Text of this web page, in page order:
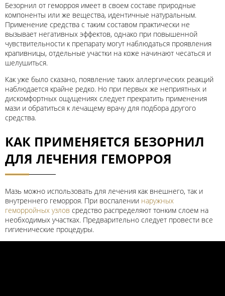
Безорнил от геморроя имеет в своем составе природные
компоненты или же вещества, идентичные натуральным.
Применение средства с таким составом практически не
вызывает негативных эффектов, однако при повышенной
чувствительности к препарату могут наблюдаться проявления
крапивницы, отдельные участки на коже начинают чесаться и
шелушиться.
Как уже было сказано, появление таких аллергических реакций
наблюдается крайне редко. Но при первых же неприятных и
дискомфортных ощущениях следует прекратить применения
мази и обратиться к лечащему врачу для подбора другого
средства.
КАК ПРИМЕНЯЕТСЯ БЕЗОРНИЛ
ДЛЯ ЛЕЧЕНИЯ ГЕМОРРОЯ
Мазь можно использовать для лечения как внешнего, так и
внутреннего геморроя. При воспалении наружных
геморройных узлов средство распределяют тонким слоем на
необходимых участках. Предварительно следует провести все
гигиенические процедуры.